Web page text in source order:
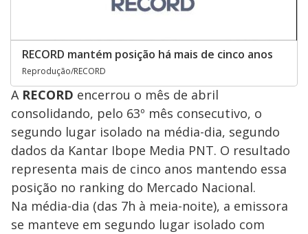
RECORD mantém posição há mais de cinco anos
Reprodução/RECORD
A RECORD encerrou o mês de abril
consolidando, pelo 63º mês consecutivo, o
segundo lugar isolado na média-dia, segundo
dados da Kantar Ibope Media PNT. O resultado
representa mais de cinco anos mantendo essa
posição no ranking do Mercado Nacional.
Na média-dia (das 7h à meia-noite), a emissora
se manteve em segundo lugar isolado com